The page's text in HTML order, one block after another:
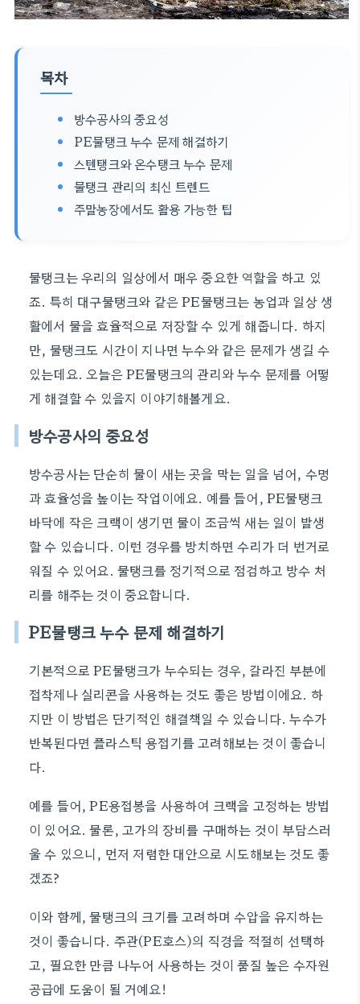
목차
방수공사의 중요성
PE물탱크 누수 문제 해결하기
스텐탱크와 온수탱크 누수 문제
물탱크 관리의 최신 트렌드
주말농장에서도 활용 가능한 팁
물탱크는 우리의 일상에서 매우 중요한 역할을 하고 있
죠. 특히 대구물탱크와 같은 PE물탱크는 농업과 일상 생
활에서 물을 효율적으로 저장할 수 있게 해줍니다. 하지
만, 물탱크도 시간이 지나면 누수와 같은 문제가 생길 수
있는데요. 오늘은 PE물탱크의 관리와 누수 문제를 어떻
게 해결할 수 있을지 이야기해볼게요.
방수공사의 중요성
방수공사는 단순히 물이 새는 곳을 막는 일을 넘어, 수명
과 효율성을 높이는 작업이에요. 예를 들어, PE물탱크
바닥에 작은 크랙이 생기면 물이 조금씩 새는 일이 발생
할 수 있습니다. 이런 경우를 방치하면 수리가 더 번거로
워질 수 있어요. 물탱크를 정기적으로 점검하고 방수 처
리를 해주는 것이 중요합니다.
PE물탱크 누수 문제 해결하기
기본적으로 PE물탱크가 누수되는 경우, 갈라진 부분에
접착제나 실리콘을 사용하는 것도 좋은 방법이에요. 하
지만 이 방법은 단기적인 해결책일 수 있습니다. 누수가
반복된다면 플라스틱 용접기를 고려해보는 것이 좋습니
다.
예를 들어, PE용접봉을 사용하여 크랙을 고정하는 방법
이 있어요. 물론, 고가의 장비를 구매하는 것이 부담스러
울 수 있으니, 먼저 저렴한 대안으로 시도해보는 것도 좋
겠죠?
이와 함께, 물탱크의 크기를 고려하며 수압을 유지하는
것이 좋습니다. 주관(PE호스)의 직경을 적절히 선택하
고, 필요한 만큼 나누어 사용하는 것이 품질 높은 수자원
공급에 도움이 될 거예요!